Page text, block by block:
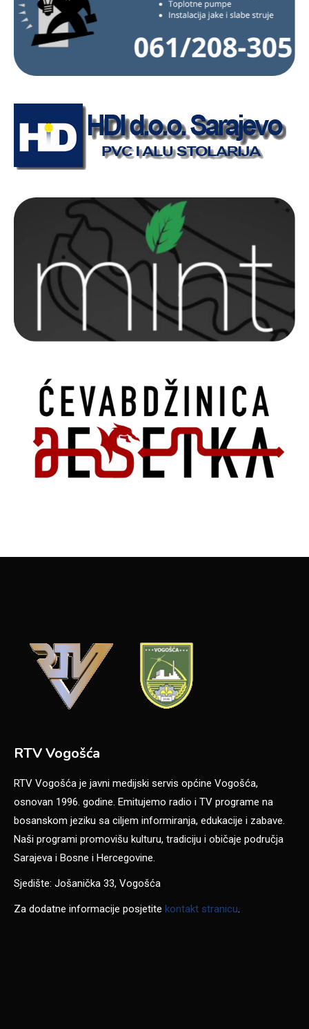
RTV Vogošća
RTV Vogošća je javni medijski servis općine Vogošća,
osnovan 1996. godine. Emitujemo radio i TV programe na
bosanskom jeziku sa ciljem informiranja, edukacije i zabave.
Naši programi promovišu kulturu, tradiciju i običaje područja
Sarajeva i Bosne i Hercegovine.
Sjedište: Jošanička 33, Vogošća
Za dodatne informacije posjetite kontakt stranicu.